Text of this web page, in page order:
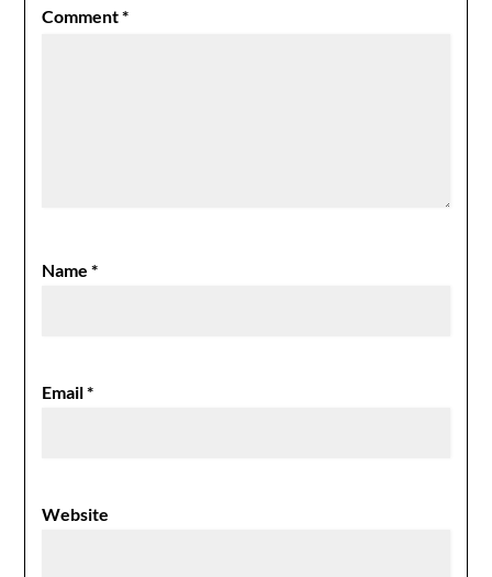
Comment*
Name*
Email*
Website